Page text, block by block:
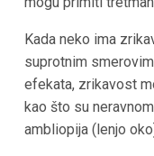
Kada neko ima
suprotnim
efekata, zrikavost
kao što su
ambliopija (lenjo